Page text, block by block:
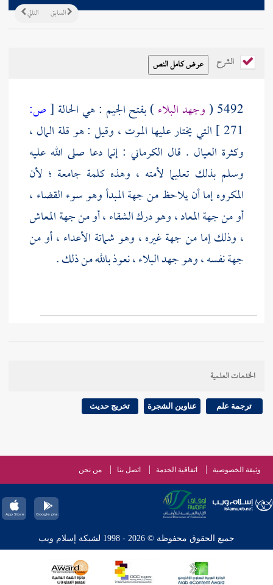
التالي السابق
الشرح
5492 ( وجهد البلاء) بفتح الجيم : هي الحالة [ص:
271 ] التي يختار عليها الموت ، وقيل : هو قلة المال ،
وكثرة العيال . قال الكرماني : إنما دعا صلى الله عليه
وسلم بذلك تعليما لأمته ، وهذه كلمة جامعة ؛ لأن
المكروه إما أن يلاحظ من جهة المبدأ وهو سوء القضاء ،
أو من جهة المعاد ، وهو درك الشقاء ، أو من جهة المعاش
، وذلك إما من جهة غيره ، وهو شماتة الأعداء ، أو من
جهة نفسه ، وهو جهد البلاء ، نعوذ بالله من ذلك .
الخدمات العلمية
ترجمة علم عناوين الشجرة تخريج حديث
وثيقة الخصوصية اتفاقية الخدمة اتصل بنا من نحن
جميع الحقوق محفوظة © 2026 - 1998 لشبكة إسلام ويب